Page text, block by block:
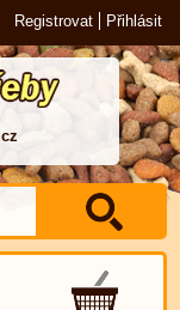
Registrovat Přihlásit